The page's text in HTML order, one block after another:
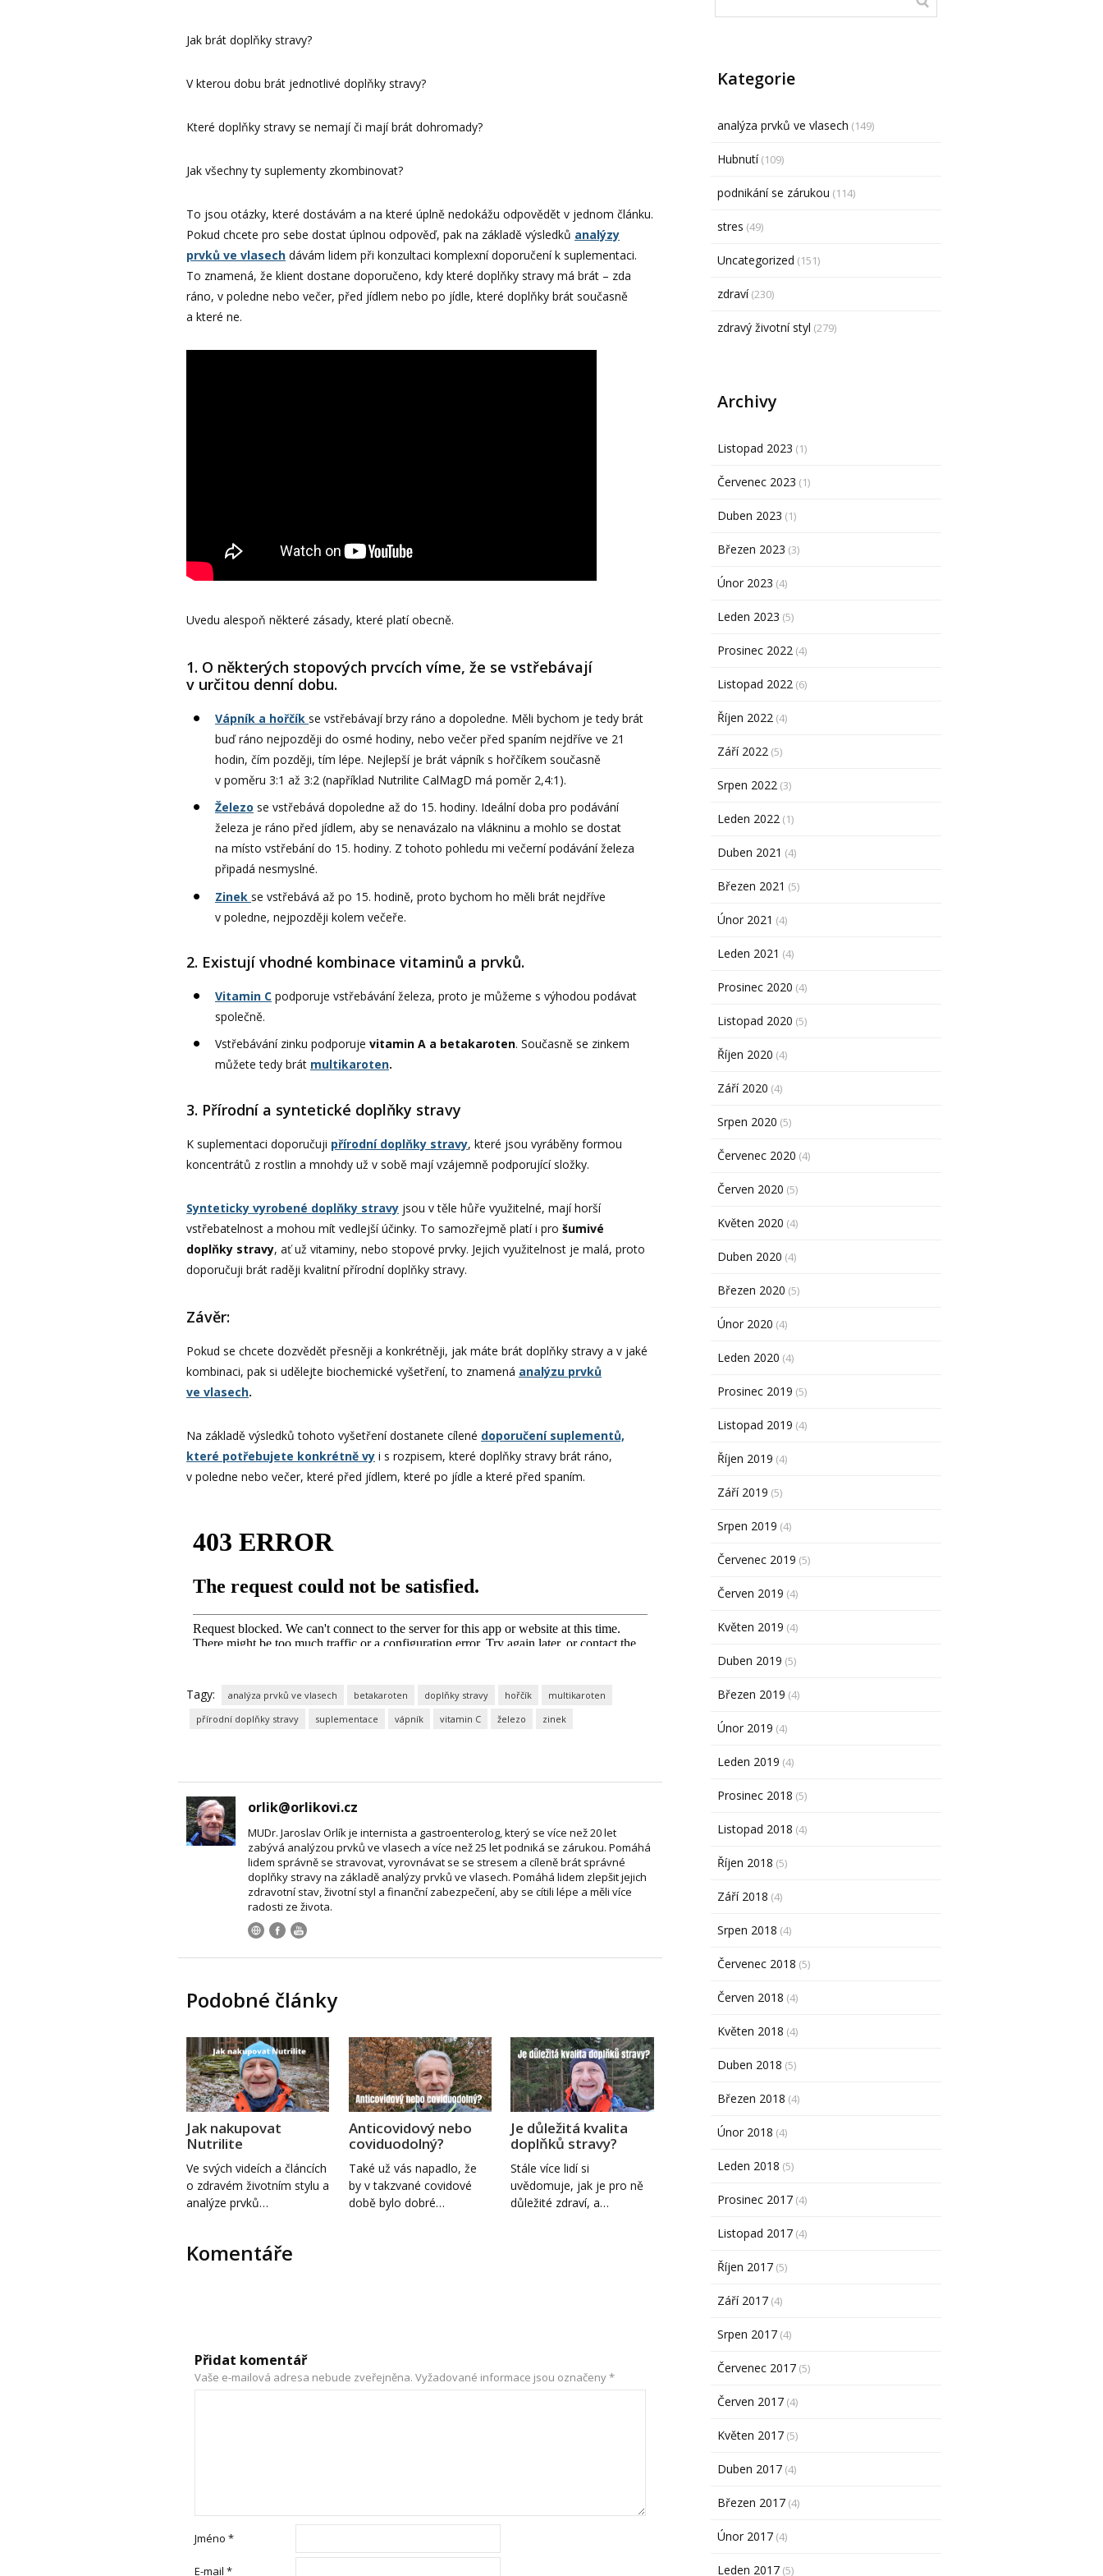
Jak brát doplňky stravy?
V kterou dobu brát jednotlivé doplňky stravy?
Které doplňky stravy se nemají či mají brát dohromady?
Jak všechny ty suplementy zkombinovat?
To jsou otázky, které dostávám a na které úplně nedokážu odpovědět v jednom článku.
Pokud chcete pro sebe dostat úplnou odpověď, pak na základě výsledků analýzy
prvků ve vlasech dávám lidem při konzultaci komplexní doporučení k suplementaci.
To znamená, že klient dostane doporučeno, kdy které doplňky stravy má brát – zda
ráno, v poledne nebo večer, před jídlem nebo po jídle, které doplňky brát současně
a které ne.
Uvedu alespoň některé zásady, které platí obecně.
1. O některých stopových prvcích víme, že se vstřebávají
v určitou denní dobu.
Vápník a hořčík se vstřebávají brzy ráno a dopoledne. Měli bychom je tedy brát
buď ráno nejpozději do osmé hodiny, nebo večer před spaním nejdříve ve 21
hodin, čím později, tím lépe. Nejlepší je brát vápník s hořčíkem současně
v poměru 3:1 až 3:2 (například Nutrilite CalMagD má poměr 2,4:1).
Železo se vstřebává dopoledne až do 15. hodiny. Ideální doba pro podávání
železa je ráno před jídlem, aby se nenavázalo na vlákninu a mohlo se dostat
na místo vstřebání do 15. hodiny. Z tohoto pohledu mi večerní podávání železa
připadá nesmyslné.
Zinek se vstřebává až po 15. hodině, proto bychom ho měli brát nejdříve
v poledne, nejpozději kolem večeře.
2. Existují vhodné kombinace vitaminů a prvků.
Vitamin C podporuje vstřebávání železa, proto je můžeme s výhodou podávat
společně.
Vstřebávání zinku podporuje vitamin A a betakaroten. Současně se zinkem
můžete tedy brát multikaroten.
3. Přírodní a syntetické doplňky stravy
K suplementaci doporučuji přírodní doplňky stravy, které jsou vyráběny formou
koncentrátů z rostlin a mnohdy už v sobě mají vzájemně podporující složky.
Synteticky vyrobené doplňky stravy jsou v těle hůře využitelné, mají horší
vstřebatelnost a mohou mít vedlejší účinky. To samozřejmě platí i pro šumivé
doplňky stravy, ať už vitaminy, nebo stopové prvky. Jejich využitelnost je malá, proto
doporučuji brát raději kvalitní přírodní doplňky stravy.
Závěr:
Pokud se chcete dozvědět přesněji a konkrétněji, jak máte brát doplňky stravy a v jaké
kombinaci, pak si udělejte biochemické vyšetření, to znamená analýzu prvků
ve vlasech.
Na základě výsledků tohoto vyšetření dostanete cílené doporučení suplementů,
které potřebujete konkrétně vy i s rozpisem, které doplňky stravy brát ráno,
v poledne nebo večer, které před jídlem, které po jídle a které před spaním.
Tagy: analýza prvků ve vlasech betakaroten doplňky stravy hořčík
multikaroten
přírodní doplňky stravy
suplementace vápník vitamin C železo zinek
orlik@orlikovi.cz
MUDr. Jaroslav Orlík je internista a gastroenterolog, který se více než 20 let
zabývá analýzou prvků ve vlasech a více než 25 let podniká se zárukou. Pomáhá
lidem správně se stravovat, vyrovnávat se se stresem a cíleně brát správné
doplňky stravy na základě analýzy prvků ve vlasech. Pomáhá lidem zlepšit jejich
zdravotní stav, životní styl a finanční zabezpečení, aby se cítili lépe a měli více
radosti ze života.
Podobné články
Jak nakupovat
Nutrilite
Ve svých videích a článcích
o zdravém životním stylu a
analýze prvků…
Anticovidový nebo
coviduodolný?
Také už vás napadlo, že
by v takzvané covidové
době bylo dobré…
Je důležitá kvalita
doplňků stravy?
Stále více lidí si
uvědomuje, jak je pro ně
důležité zdraví, a…
Komentáře
Přidat komentář
Vaše e-mailová adresa nebude zveřejněna. Vyžadované informace jsou označeny*
Jméno *
E-mail *
Kategorie
analýza prvků ve vlasech (149)
Hubnutí(109)
podnikání se zárukou (114)
stres (49)
Uncategorized (151)
zdraví(230)
zdravý životní styl (279)
Archivy
Listopad 2023 (1)
Červenec 2023 (1)
Duben 2023 (1)
Březen 2023 (3)
Únor 2023 (4)
Leden 2023 (5)
Prosinec 2022 (4)
Listopad 2022 (6)
Říjen 2022 (4)
Září 2022 (5)
Srpen 2022 (3)
Leden 2022 (1)
Duben 2021 (4)
Březen 2021 (5)
Únor 2021 (4)
Leden 2021 (4)
Prosinec 2020 (4)
Listopad 2020 (5)
Říjen 2020 (4)
Září 2020 (4)
Srpen 2020 (5)
Červenec 2020 (4)
Červen 2020 (5)
Květen 2020 (4)
Duben 2020 (4)
Březen 2020 (5)
Únor 2020 (4)
Leden 2020 (4)
Prosinec 2019 (5)
Listopad 2019 (4)
Říjen 2019 (4)
Září 2019 (5)
Srpen 2019 (4)
Červenec 2019 (5)
Červen 2019 (4)
Květen 2019 (4)
Duben 2019 (5)
Březen 2019 (4)
Únor 2019 (4)
Leden 2019 (4)
Prosinec 2018 (5)
Listopad 2018 (4)
Říjen 2018 (5)
Září 2018 (4)
Srpen 2018 (4)
Červenec 2018 (5)
Červen 2018 (4)
Květen 2018 (4)
Duben 2018 (5)
Březen 2018 (4)
Únor 2018 (4)
Leden 2018 (5)
Prosinec 2017 (4)
Listopad 2017 (4)
Říjen 2017 (5)
Září 2017 (4)
Srpen 2017 (4)
Červenec 2017 (5)
Červen 2017 (4)
Květen 2017 (5)
Duben 2017 (4)
Březen 2017 (4)
Únor 2017 (4)
Leden 2017 (5)